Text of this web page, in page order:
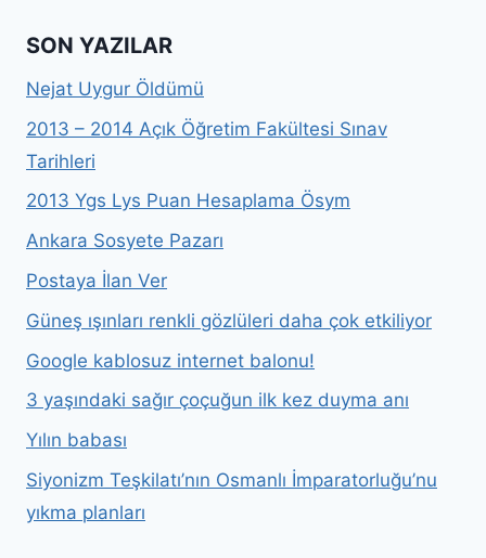
SON YAZILAR
Nejat Uygur Öldümü
2013 – 2014 Açık Öğretim Fakültesi Sınav
Tarihleri
2013 Ygs Lys Puan Hesaplama Ösym
Ankara Sosyete Pazarı
Postaya İlan Ver
Güneş ışınları renkli gözlüleri daha çok etkiliyor
Google kablosuz internet balonu!
3 yaşındaki sağır çoçuğun ilk kez duyma anı
Yılın babası
Siyonizm Teşkilatı’nın Osmanlı İmparatorluğu’nu
yıkma planları